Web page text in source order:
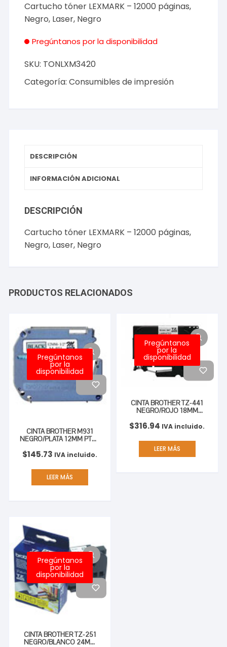
Cartucho tóner LEXMARK – 12000 páginas,
Negro, Laser, Negro
Pregúntanos por la disponibilidad
SKU: TONLXM3420
Categoría:Consumibles de impresión
DESCRIPCIÓN
INFORMACIÓN ADICIONAL
DESCRIPCIÓN
Cartucho tóner LEXMARK – 12000 páginas,
Negro, Laser, Negro
PRODUCTOS RELACIONADOS
Pregúntanos
por la
disponibilidad
CINTA BROTHER M931
NEGRO/PLATA 12MM PT85
$145.73 IVA incluido.
LEER MÁS
Pregúntanos
por la
disponibilidad
CINTA BROTHER TZ-441
NEGRO/ROJO 18MM
$316.94 IVA incluido.
LEER MÁS
Pregúntanos
por la
disponibilidad
CINTA BROTHER TZ-251
NEGRO/BLANCO 24MM